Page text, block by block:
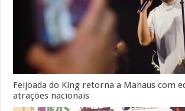
Feijoada do King retorna a Manaus com
atrações nacionais